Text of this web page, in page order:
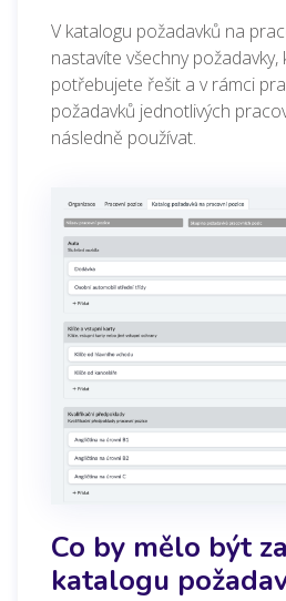
V katalogu požadavků na
nastavíte všechny
potřebujete řešit a v rámci
požadavků jednotlivých
následně používat.
Co by mělo být
katalogu